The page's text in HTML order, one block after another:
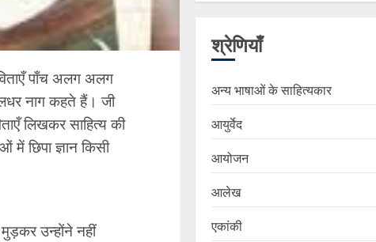
पाँच अलग अलग
नाग कहते हैं। जी
लिखकर साहित्य की
में छिपा ज्ञान किसी
उन्होंने नहीं
श्रेणियाँ
अन्य भाषाओं के साहित्यकार
आयुर्वेद
आयोजन
आलेख
एकांकी